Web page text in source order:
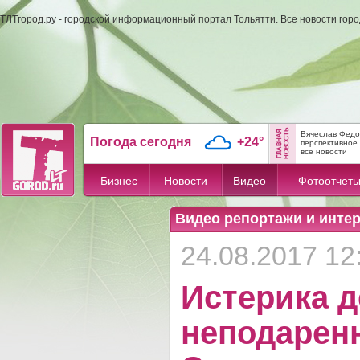
ТЛТгород.ру - городской информационный портал Тольятти. Все новости
Погода сегодня +24°
Вячеслав
все новости
Бизнес Новости Видео Фотоотчеты
Видео репортажи и
24.08.2017
Истерика